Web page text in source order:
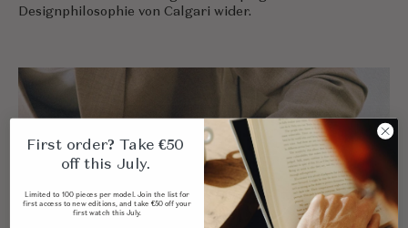
Designphilosophie von Calgari wider.
First order? Take €50
off this July.
Limited to 100 pieces per model. Join the list for
first access to new editions, and take €50 off your
first watch this July.